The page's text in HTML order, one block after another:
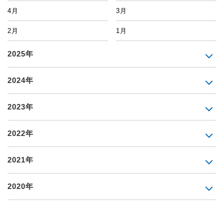
4月 3月
2月 1月
2025年
2024年
2023年
2022年
2021年
2020年